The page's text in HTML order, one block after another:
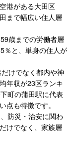
港がある大田区
まで幅広い住人層
歳までの労働者層
％と、単身の住人が
けでなく都内や神
年収が23区ランキ
町の蒲田駅に代表
点も特徴です。
防災・治安に関わ
けでなく、家族層